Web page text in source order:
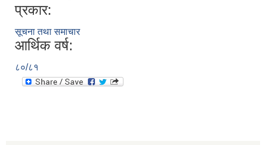
प्रकार:
सूचना तथा समाचार
आर्थिक वर्ष:
८०/८१